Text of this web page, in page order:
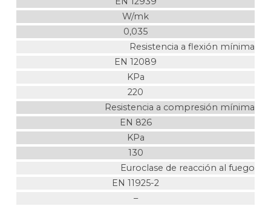
W/mk
0,035
Resistencia a flexión mínima
EN 12089
KPa
220
Resistencia a compresión mínima
EN 826
KPa
130
Euroclase de reacción al fuego
EN 11925-2
–